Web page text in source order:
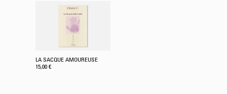
LA SACQUE AMOUREUSE
15,00 €